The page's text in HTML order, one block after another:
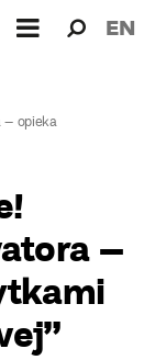
dla: EN
– opieka
–